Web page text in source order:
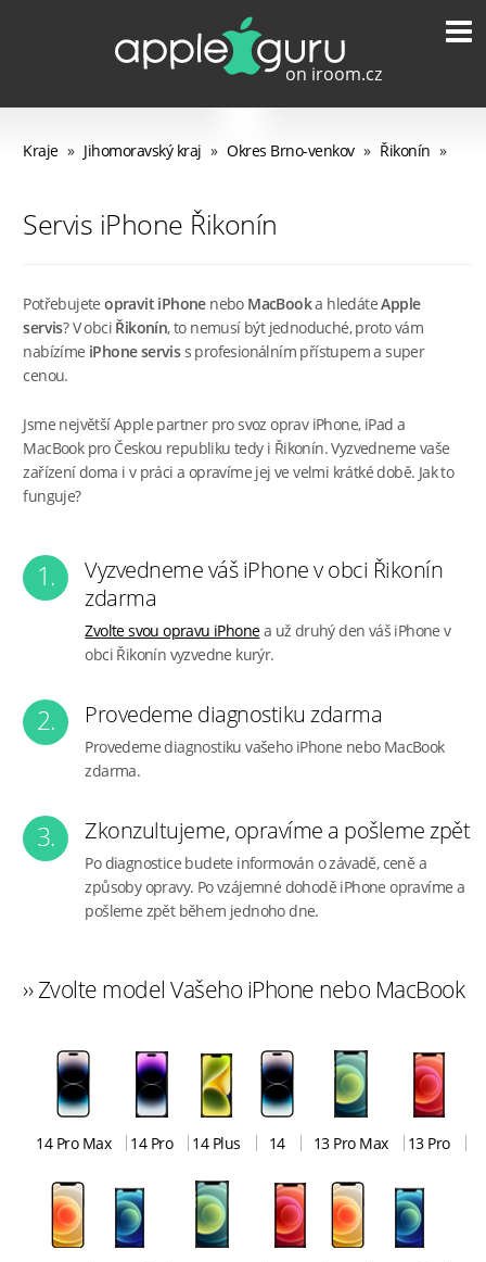
Kraje » Jihomoravský kraj » Okres Brno-venkov » Řikonín »
Servis iPhone Řikonín
Potřebujeteopravit iPhonenebo MacBooka hledáteApple
servis? V obci Řikonín, to nemusí být jednoduché, proto vám
nabízíme iPhone serviss profesionálním přístupem a super
cenou.
Jsme největší Apple partner pro svoz oprav iPhone, iPad a
MacBook pro Českou republiku tedy i Řikonín. Vyzvedneme vaše
zařízení doma i v práci a opravíme jej ve velmi krátké době. Jak to
funguje?
1.
Vyzvedneme váš iPhone v obci Řikonín
zdarma
Zvolte svou opravu iPhonea už druhý den váš iPhone v
obci Řikonín vyzvedne kurýr.
2. Provedeme diagnostiku zdarma
Provedeme diagnostiku vašeho iPhone nebo MacBook
zdarma.
3. Zkonzultujeme, opravíme a pošleme zpět
Po diagnostice budete informován o závadě, ceně a
způsoby opravy. Po vzájemné dohodě iPhone opravíme a
pošleme zpět během jednoho dne.
›› Zvolte model Vašeho iPhone nebo MacBook
14 Pro Max 14 Pro 14 Plus 14 13 Pro Max 13 Pro